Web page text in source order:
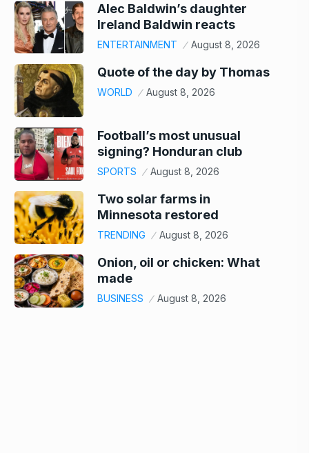
Alec Baldwin’s daughter
Ireland Baldwin reacts
ENTERTAINMENT August 8, 2026
Quote of the day by Thomas
WORLD August 8, 2026
Football’s most unusual
signing? Honduran club
SPORTS August 8, 2026
Two solar farms in
Minnesota restored
TRENDING August 8, 2026
Onion, oil or chicken: What
made
BUSINESS August 8, 2026